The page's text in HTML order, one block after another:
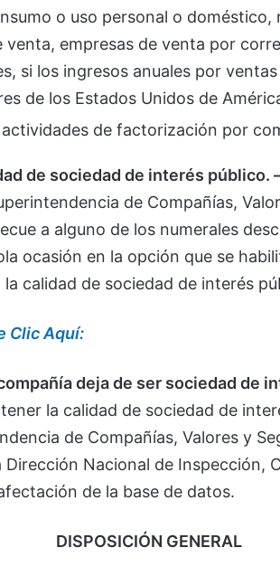
o uso personal o doméstico,
venta, empresas de venta por
si los ingresos anuales por
de los Estados Unidos de
actividades de factorización por
de sociedad de interés público.
de Compañías,
a alguno de los numerales
ocasión en la opción que se
calidad de sociedad de interés
Clic Aquí:
deja de ser sociedad de
la calidad de sociedad de
de Compañías, Valores y
Nacional de Inspección,
de la base de datos.
DISPOSICIÓN GENERAL